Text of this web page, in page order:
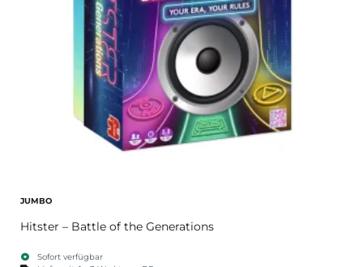
JUMBO
Hitster – Battle of the Generations
Sofort verfügbar